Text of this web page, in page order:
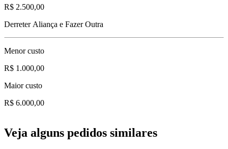
R$ 2.500,00
Derreter Aliança e Fazer Outra
Menor custo
R$ 1.000,00
Maior custo
R$ 6.000,00
Veja alguns pedidos similares